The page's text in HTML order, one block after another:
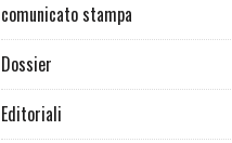
comunicato stampa
Dossier
Editoriali